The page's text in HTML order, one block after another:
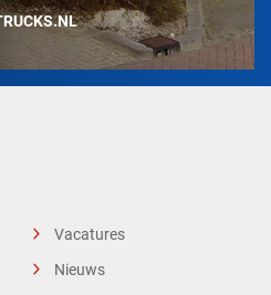
Vacatures
Nieuws